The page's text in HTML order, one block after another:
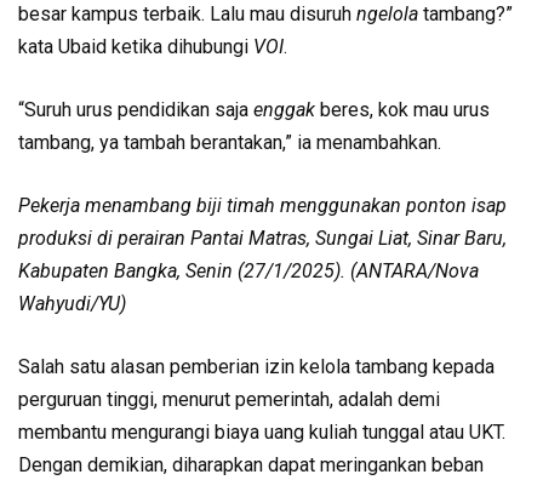
besar kampus terbaik. Lalu mau disuruh ngelola tambang?”
kata Ubaid ketika dihubungi VOI.
“Suruh urus pendidikan saja enggak beres, kok mau urus
tambang, ya tambah berantakan,” ia menambahkan.
Pekerja menambang biji timah menggunakan ponton isap
produksi di perairan Pantai Matras, Sungai Liat, Sinar Baru,
Kabupaten Bangka, Senin (27/1/2025). (ANTARA/Nova
Wahyudi/YU)
Salah satu alasan pemberian izin kelola tambang kepada
perguruan tinggi, menurut pemerintah, adalah demi
membantu mengurangi biaya uang kuliah tunggal atau UKT.
Dengan demikian, diharapkan dapat meringankan beban